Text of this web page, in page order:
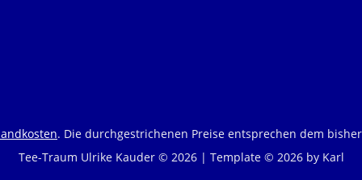
. Die durchgestrichenen Preise entsprechen dem
Tee-Traum Ulrike Kauder © 2026 | Template © 2026 by Karl